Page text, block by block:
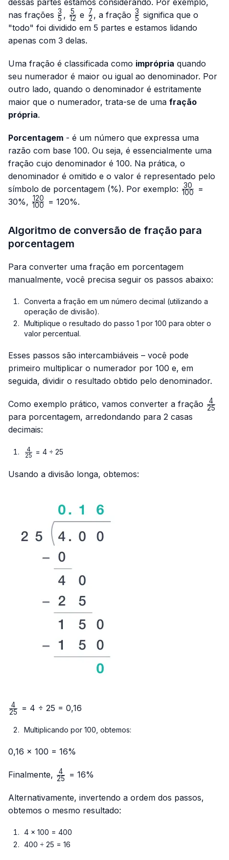
nas frações \frac{3}
{5}
5
3 , \frac{5}
{12}
12
5 e \frac{7}
{2}
2
7 , a fração \frac{3}
{5}
5
3 significa que o
"todo" foi dividido em 5 partes e estamos lidando
apenas com 3 delas.
Uma fração é classificada como imprópria quando
seu numerador é maior ou igual ao denominador. Por
outro lado, quando o denominador é estritamente
maior que o numerador, trata-se de uma fração
própria.
Porcentagem - é um número que expressa uma
razão com base 100. Ou seja, é essencialmente uma
fração cujo denominador é 100. Na prática, o
denominador é omitido e o valor é representado pelo
símbolo de porcentagem (%). Por exemplo: \frac{30}
100
30
=
30%, \frac{120}
100
120 = 120%.
Algoritmo de conversão de fração para
porcentagem
Para converter uma fração em porcentagem
manualmente, você precisa seguir os passos abaixo:
Converta a fração em um número decimal (utilizando a
operação de divisão).
Multiplique o resultado do passo 1 por 100 para obter o
valor percentual.
Esses passos são intercambiáveis – você pode
primeiro multiplicar o numerador por 100 e, em
seguida, dividir o resultado obtido pelo denominador.
Como exemplo prático, vamos converter a fração 25
4
para porcentagem, arredondando para 2 casas
decimais:
\frac{4}
25
4 = 4 ÷ 25
Usando a divisão longa, obtemos:
\frac{4}
25
4 = 4 ÷ 25 = 0,16
Multiplicando por 100, obtemos:
0,16 × 100 = 16%
Finalmente, \frac{4}
25
4 = 16%
Alternativamente, invertendo a ordem dos passos,
obtemos o mesmo resultado:
4 × 100 = 400
400 ÷ 25 = 16